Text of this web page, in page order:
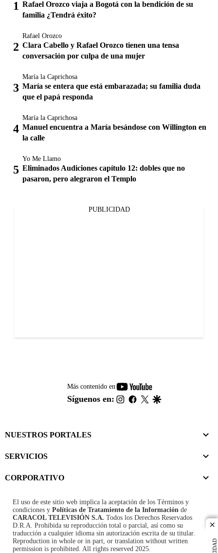
Rafael Orozco viaja a Bogotá con la bendición de su
familia ¿Tendrá éxito?
Rafael Orozco
Clara Cabello y Rafael Orozco tienen una tensa
conversación por culpa de una mujer
María la Caprichosa
María se entera que está embarazada; su familia duda
que el papá responda
María la Caprichosa
Manuel encuentra a María besándose con Willington en
la calle
Yo Me Llamo
Eliminados Audiciones capítulo 12: dobles que no
pasaron, pero alegraron el Templo
PUBLICIDAD
Más contenido en
youtube-
footer
Síguenos en: instagram
facebook
twitter
NUESTROS PORTALES
SERVICIOS
CORPORATIVO
El uso de este sitio web implica la aceptación de los Términos y
condiciones y Políticas de Tratamiento de la Información de
CARACOL TELEVISIÓN S.A. Todos los Derechos Reservados
D.R.A. Prohibida su reproducción total o parcial, así como su
traducción a cualquier idioma sin autorización escrita de su titular.
Reproduction in whole or in part, or translation without written
permission is prohibited. All rights reserved 2025.